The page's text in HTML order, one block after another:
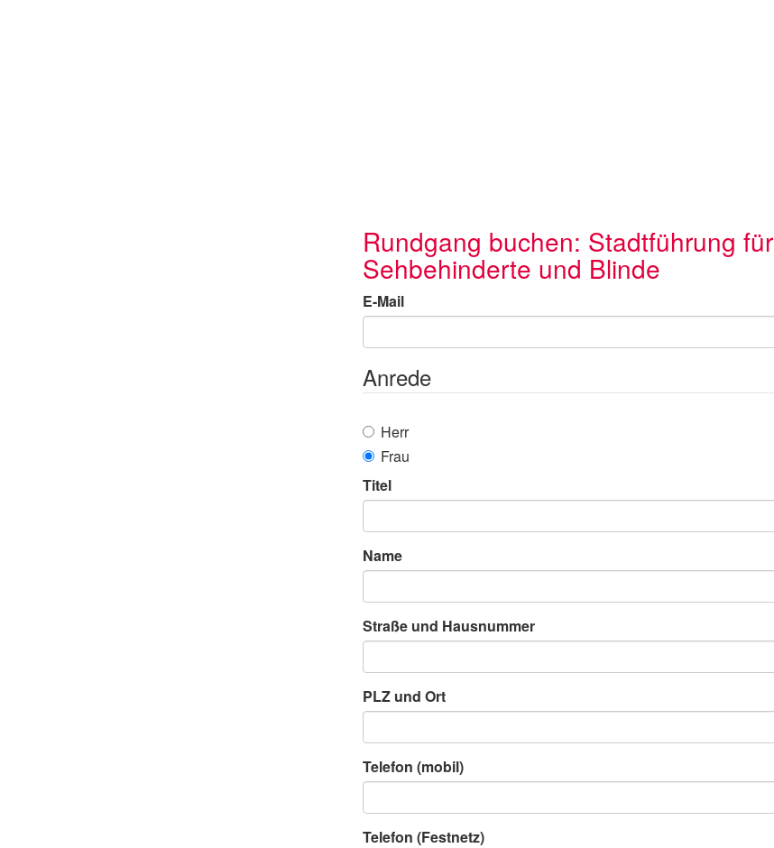
Rundgang buchen: Stadtführung für
Sehbehinderte und Blinde
E-Mail
Anrede
Herr
Frau
Titel
Name
Straße und Hausnummer
PLZ und Ort
Telefon (mobil)
Telefon (Festnetz)